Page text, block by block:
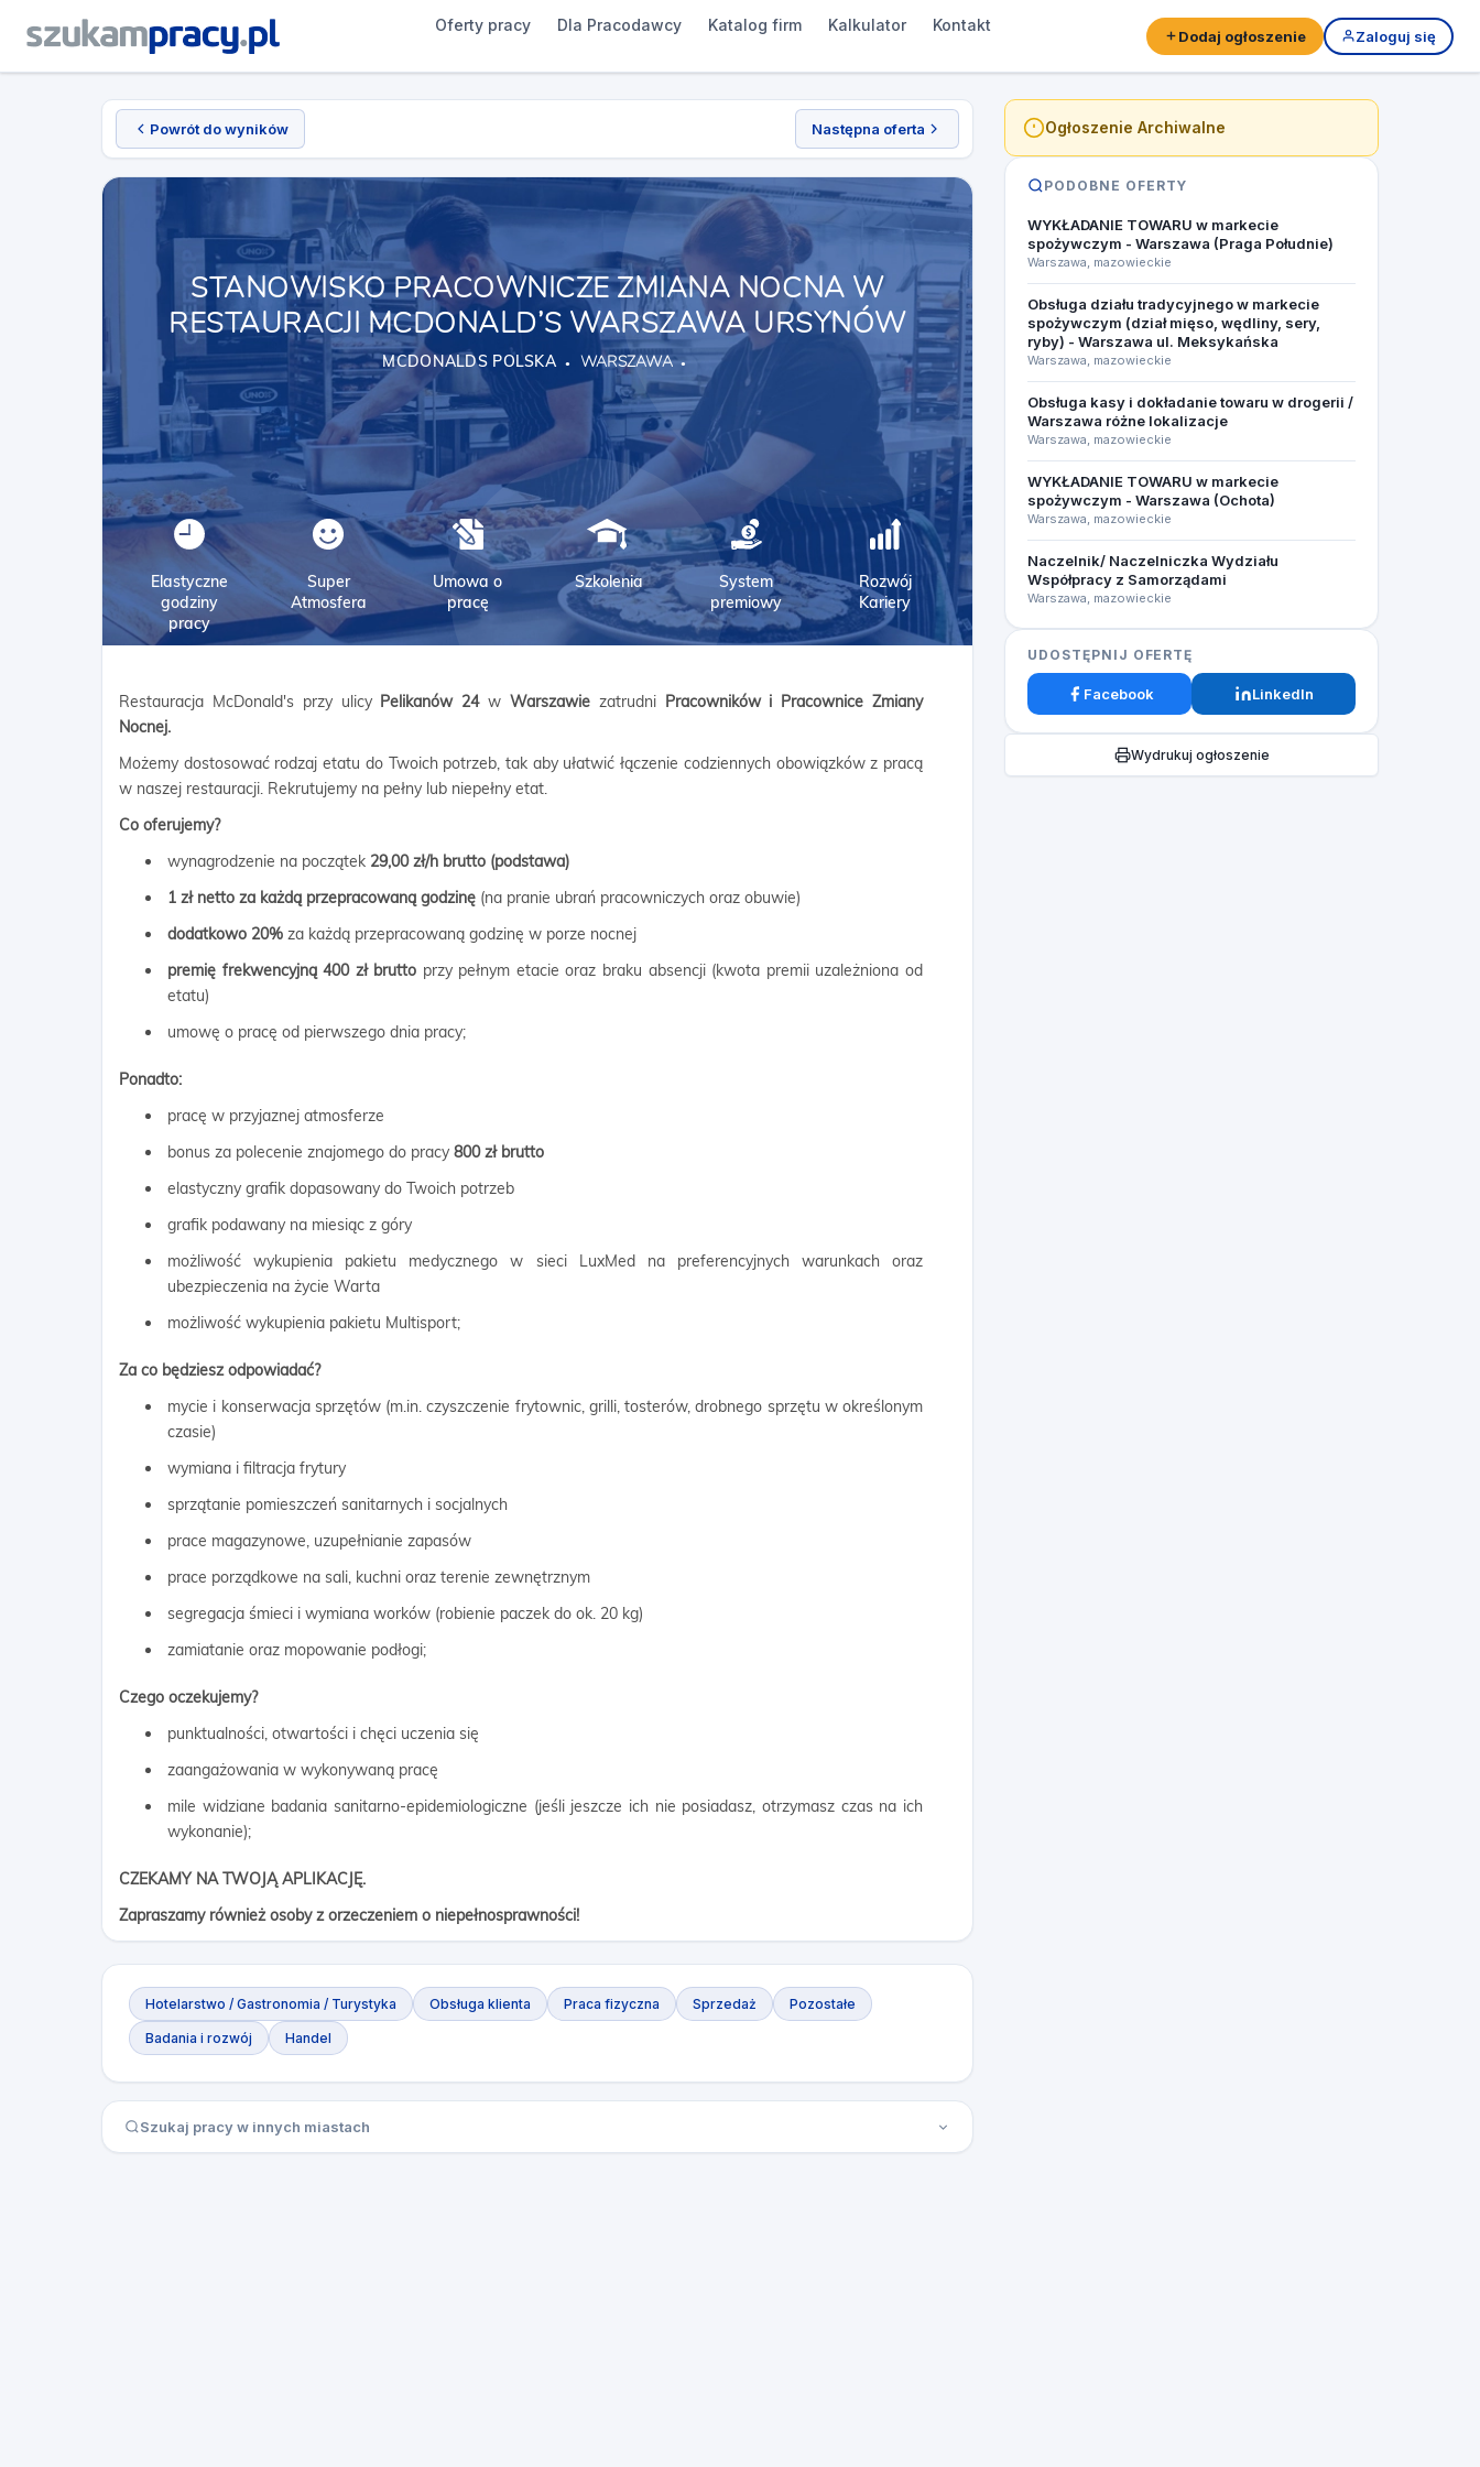
Oferty pracy Dla Pracodawcy Katalog firm Kalkulator Kontakt
Dodaj ogłoszenie Zaloguj się
Powrót do wyników Następna oferta
STANOWISKO PRACOWNICZE ZMIANA NOCNA W
RESTAURACJI MCDONALD’S WARSZAWA URSYNÓW
MCDONALDS POLSKA WARSZAWA
Elastyczne
godziny
pracy
Super
Atmosfera
Umowa o
pracę
Szkolenia
System
premiowy
Rozwój
Kariery
Restauracja McDonald's przy ulicy Pelikanów 24w Warszawie zatrudni Pracowników i Pracownice Zmiany
Nocnej.
Możemy dostosować rodzaj etatu do Twoich potrzeb, tak aby ułatwić łączenie codziennych obowiązków z pracą
w naszej restauracji. Rekrutujemy na pełny lub niepełny etat.
Co oferujemy?
wynagrodzenie na początek 29,00 zł/h brutto (podstawa)
1 zł netto za każdą przepracowaną godzinę (na pranie ubrań pracowniczych oraz obuwie)
dodatkowo 20% za każdą przepracowaną godzinę w porze nocnej
premię frekwencyjną 400 zł brutto przy pełnym etacie oraz braku absencji (kwota premii uzależniona od
etatu)
umowę o pracę od pierwszego dnia pracy;
Ponadto:
pracę w przyjaznej atmosferze
bonus za polecenie znajomego do pracy 800 zł brutto
elastyczny grafik dopasowany do Twoich potrzeb
grafik podawany na miesiąc z góry
możliwość wykupienia pakietu medycznego w sieci LuxMed na preferencyjnych warunkach oraz
ubezpieczenia na życie Warta
możliwość wykupienia pakietu Multisport;
Za co będziesz odpowiadać?
mycie i konserwacja sprzętów (m.in. czyszczenie frytownic, grilli, tosterów, drobnego sprzętu w określonym
czasie)
wymiana i filtracja frytury
sprzątanie pomieszczeń sanitarnych i socjalnych
prace magazynowe, uzupełnianie zapasów
prace porządkowe na sali, kuchni oraz terenie zewnętrznym
segregacja śmieci i wymiana worków (robienie paczek do ok. 20 kg)
zamiatanie oraz mopowanie podłogi;
Czego oczekujemy?
punktualności, otwartości i chęci uczenia się
zaangażowania w wykonywaną pracę
mile widziane badania sanitarno-epidemiologiczne (jeśli jeszcze ich nie posiadasz, otrzymasz czas na ich
wykonanie);
CZEKAMY NA TWOJĄ APLIKACJĘ.
Zapraszamy również osoby z orzeczeniem o niepełnosprawności!
Hotelarstwo / Gastronomia / Turystyka Obsługa klienta Praca fizyczna Sprzedaż Pozostałe
Badania i rozwój Handel
Szukaj pracy w innych miastach
Ogłoszenie Archiwalne
PODOBNE OFERTY
WYKŁADANIE TOWARU w markecie
spożywczym - Warszawa (Praga Południe)
Warszawa, mazowieckie
Obsługa działu tradycyjnego w markecie
spożywczym (dział mięso, wędliny, sery,
ryby) - Warszawa ul. Meksykańska
Warszawa, mazowieckie
Obsługa kasy i dokładanie towaru w drogerii /
Warszawa różne lokalizacje
Warszawa, mazowieckie
WYKŁADANIE TOWARU w markecie
spożywczym - Warszawa (Ochota)
Warszawa, mazowieckie
Naczelnik/ Naczelniczka Wydziału
Współpracy z Samorządami
Warszawa, mazowieckie
UDOSTĘPNIJ OFERTĘ
Facebook LinkedIn
Wydrukuj ogłoszenie